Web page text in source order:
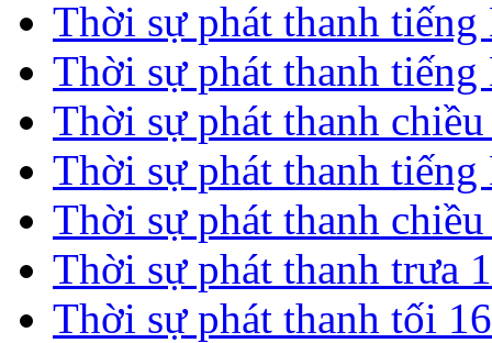
Thời sự phát thanh
Thời sự phát thanh
Thời sự phát thanh
Thời sự phát thanh
Thời sự phát thanh
Thời sự phát thanh trưa
Thời sự phát thanh tối